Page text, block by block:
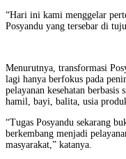
“Hari ini kami menggelar
Posyandu yang tersebar di
Menurutnya, transformasi
lagi hanya berfokus pada
pelayanan kesehatan
hamil, bayi, balita, usia
“Tugas Posyandu sekarang
berkembang menjadi
masyarakat,” katanya.